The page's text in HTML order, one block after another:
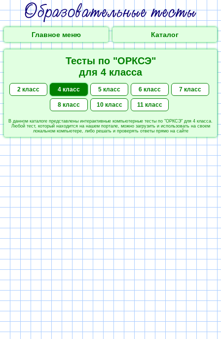
Главное меню Каталог
Тесты по "ОРКСЭ"
для 4 класса
2 класс 4 класс 5 класс 6 класс 7 класс
8 класс 10 класс 11 класс
В данном каталоге представлены интерактивные компьютерные тесты по "ОРКСЭ" для 4 класса.
Любой тест, который находится на нашем портале, можно загрузить и использовать на своем
локальном компьютере, либо решать и проверять ответы прямо на сайте